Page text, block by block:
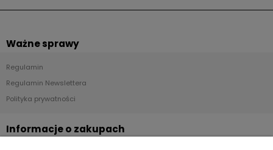
Ważne sprawy
Regulamin
Regulamin Newslettera
Polityka prywatności
Informacje o zakupach